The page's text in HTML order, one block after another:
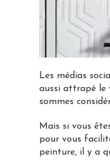
Les médias
aussi attrapé le
sommes
Mais si vous
pour vous
peinture, il y a